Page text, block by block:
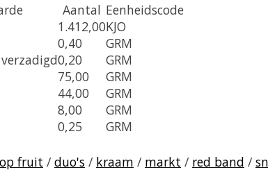
Aantal Eenheidscode
1.412,00KJO
0,40
GRM
0,20
GRM
75,00
GRM
44,00
GRM
8,00
GRM
0,25 GRM
fruit / duo's / kraam / markt / red band /